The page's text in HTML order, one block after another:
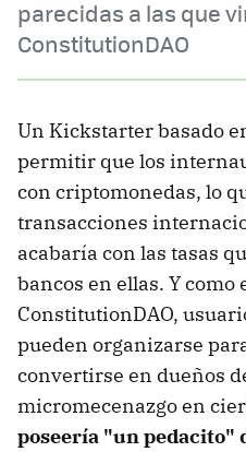
parecidas a las que
ConstitutionDAO
Un Kickstarter basado
permitir que los
con criptomonedas, lo
transacciones
acabaría con las tasas
bancos en ellas. Y como
ConstitutionDAO,
pueden organizarse
convertirse en dueños
micromecenazgo en
poseería "un pedacito"